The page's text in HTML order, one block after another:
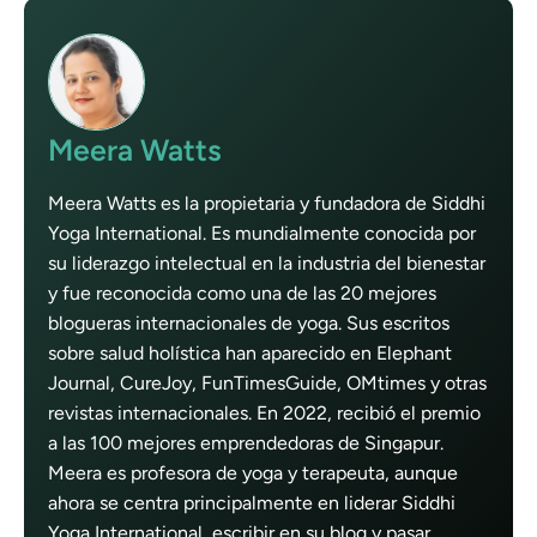
Meera Watts
Meera Watts es la propietaria y fundadora de Siddhi
Yoga International. Es mundialmente conocida por
su liderazgo intelectual en la industria del bienestar
y fue reconocida como una de las 20 mejores
blogueras internacionales de yoga. Sus escritos
sobre salud holística han aparecido en Elephant
Journal, CureJoy, FunTimesGuide, OMtimes y otras
revistas internacionales. En 2022, recibió el premio
a las 100 mejores emprendedoras de Singapur.
Meera es profesora de yoga y terapeuta, aunque
ahora se centra principalmente en liderar Siddhi